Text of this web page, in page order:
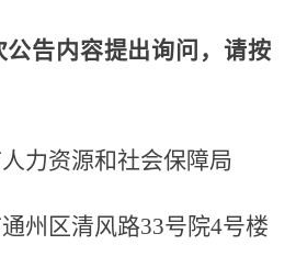
公告内容提出询问，请按
力资源和社会保障局
州区清风路33号院4号楼